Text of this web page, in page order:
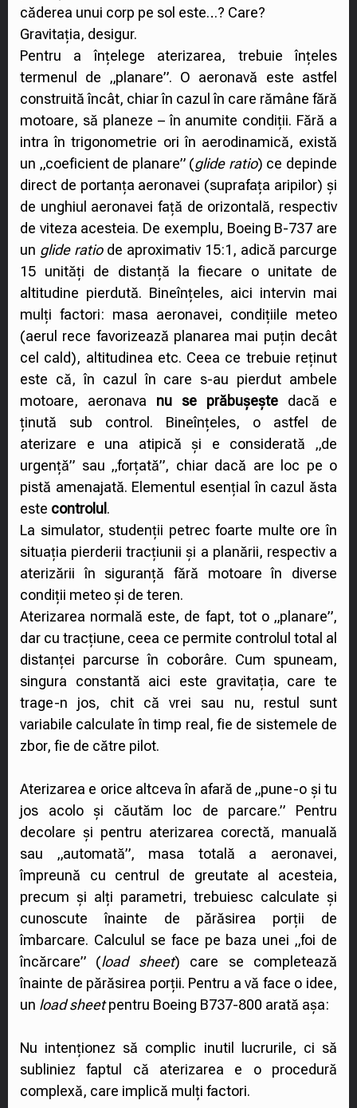
căderea unui corp pe sol este…? Care?
Gravitația, desigur.
Pentru a înțelege aterizarea, trebuie înțeles
termenul de „planare”. O aeronavă este astfel
construită încât, chiar în cazul în care rămâne fără
motoare, să planeze – în anumite condiții. Fără a
intra în trigonometrie ori în aerodinamică, există
un „coeficient de planare” (glide ratio) ce depinde
direct de portanța aeronavei (suprafața aripilor) și
de unghiul aeronavei față de orizontală, respectiv
de viteza acesteia. De exemplu, Boeing B-737 are
un glide ratiode aproximativ 15:1, adică parcurge
15 unități de distanță la fiecare o unitate de
altitudine pierdută. Bineînțeles, aici intervin mai
mulți factori: masa aeronavei, condițiile meteo
(aerul rece favorizează planarea mai puțin decât
cel cald), altitudinea etc. Ceea ce trebuie reținut
este că, în cazul în care s-au pierdut ambele
motoare, aeronava nu se prăbușește dacă e
ținută sub control. Bineînțeles, o astfel de
aterizare e una atipică și e considerată „de
urgență” sau „forțată”, chiar dacă are loc pe o
pistă amenajată. Elementul esențial în cazul ăsta
este controlul.
La simulator, studenții petrec foarte multe ore în
situația pierderii tracțiunii și a planării, respectiv a
aterizării în siguranță fără motoare în diverse
condiții meteo și de teren.
Aterizarea normală este, de fapt, tot o „planare”,
dar cu tracțiune, ceea ce permite controlul total al
distanței parcurse în coborâre. Cum spuneam,
singura constantă aici este gravitația, care te
trage-n jos, chit că vrei sau nu, restul sunt
variabile calculate în timp real, fie de sistemele de
zbor, fie de către pilot.
Aterizarea e orice altceva în afară de „pune-o și tu
jos acolo și căutăm loc de parcare.” Pentru
decolare și pentru aterizarea corectă, manuală
sau „automată”, masa totală a aeronavei,
împreună cu centrul de greutate al acesteia,
precum și alți parametri, trebuiesc calculate și
cunoscute înainte de părăsirea porții de
îmbarcare. Calculul se face pe baza unei „foi de
încărcare” (load sheet) care se completează
înainte de părăsirea porții. Pentru a vă face o idee,
un load sheetpentru Boeing B737-800 arată așa:
Nu intenționez să complic inutil lucrurile, ci să
subliniez faptul că aterizarea e o procedură
complexă, care implică mulți factori.